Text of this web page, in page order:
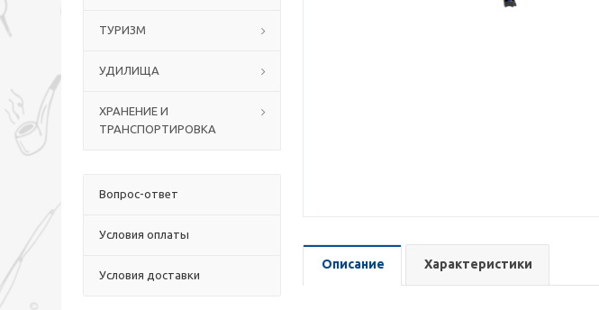
ТУРИЗМ
УДИЛИЩА
ХРАНЕНИЕ И
ТРАНСПОРТИРОВКА
Вопрос-ответ
Условия оплаты
Условия доставки
Описание Характеристики